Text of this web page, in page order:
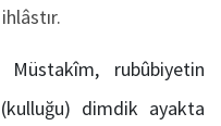
Müstakîm, rubûbiyetin
dimdik ayakta